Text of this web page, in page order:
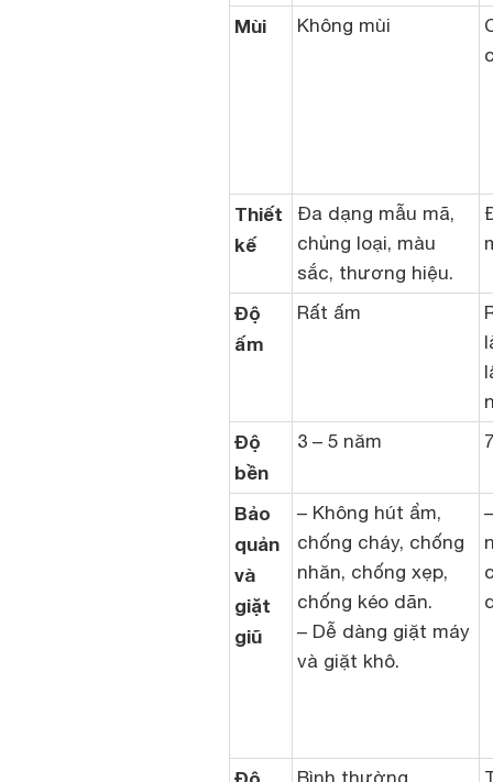
Mùi Không mùi
Thiết
kế
Đa dạng mẫu mã,
chủng loại, màu
sắc, thương hiệu.
Độ
ấm
Rất ấm
Độ
bền
3 – 5 năm
Bảo
quản
và
giặt
giũ
– Không hút ẩm,
chống cháy, chống
nhăn, chống xẹp,
chống kéo dãn.
– Dễ dàng giặt máy
và giặt khô.
Bình thường